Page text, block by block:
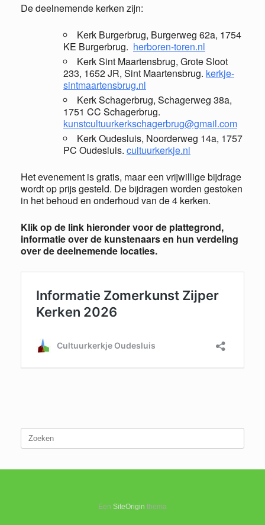
De deelnemende kerken zijn:
Kerk Burgerbrug, Burgerweg 62a, 1754
KE Burgerbrug. herboren-toren.nl
Kerk Sint Maartensbrug, Grote Sloot
233, 1652 JR, Sint Maartensbrug. kerkje-
sintmaartensbrug.nl
Kerk Schagerbrug, Schagerweg 38a,
1751 CC Schagerbrug.
kunstcultuurkerkschagerbrug@gmail.com
Kerk Oudesluis, Noorderweg 14a, 1757
PC Oudesluis. cultuurkerkje.nl
Het evenement is gratis, maar een vrijwillige bijdrage
wordt op prijs gesteld. De bijdragen worden gestoken
in het behoud en onderhoud van de 4 kerken.
Klik op de link hieronder voor de plattegrond,
informatie over de kunstenaars en hun verdeling
over de deelnemende locaties.
naar:
Een SiteOrigin thema